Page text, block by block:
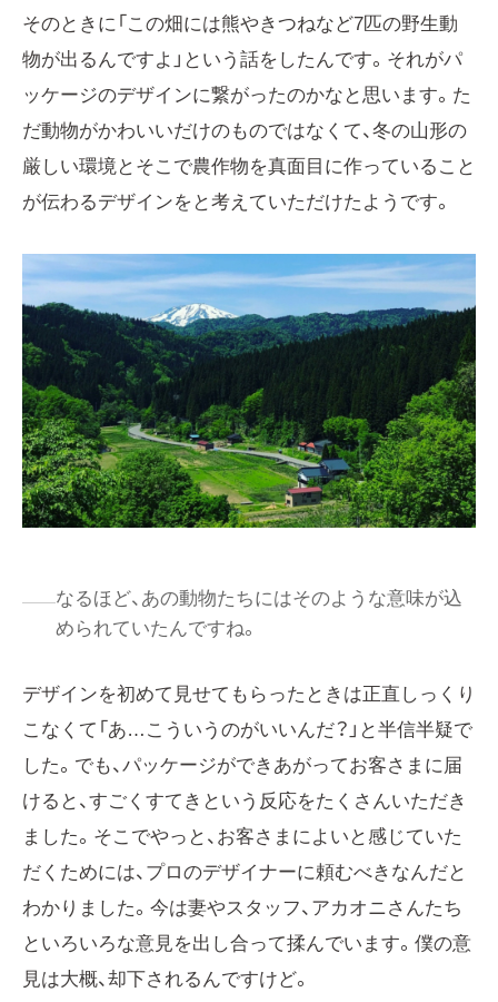
そのときに「この畑には熊やきつねなど7匹の野生動
物が出るんですよ」という話をしたんです。それがパ
ッケージのデザインに繋がったのかなと思います。た
だ動物がかわいいだけのものではなくて、冬の山形の
厳しい環境とそこで農作物を真面目に作っていること
が伝わるデザインをと考えていただけたようです。
なるほど、あの動物たちにはそのような意味が込
められていたんですね。
デザインを初めて見せてもらったときは正直しっくり
こなくて「あ…こういうのがいいんだ？」と半信半疑で
した。でも、パッケージができあがってお客さまに届
けると、すごくすてきという反応をたくさんいただき
ました。そこでやっと、お客さまによいと感じていた
だくためには、プロのデザイナーに頼むべきなんだと
わかりました。今は妻やスタッフ、アカオニさんたち
といろいろな意見を出し合って揉んでいます。僕の意
見は大概、却下されるんですけど。